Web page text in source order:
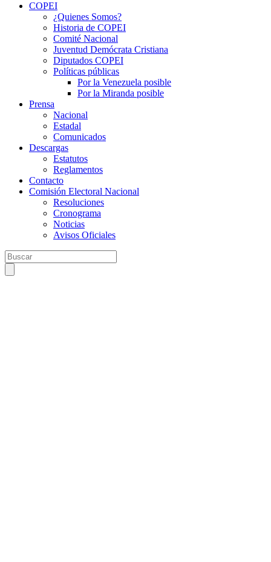
COPEI
¿Quienes Somos?
Historia de COPEI
Comité Nacional
Juventud Demócrata Cristiana
Diputados COPEI
Políticas públicas
Por la Venezuela posible
Por la Miranda posible
Prensa
Nacional
Estadal
Comunicados
Descargas
Estatutos
Reglamentos
Contacto
Comisión Electoral Nacional
Resoluciones
Cronograma
Noticias
Avisos Oficiales